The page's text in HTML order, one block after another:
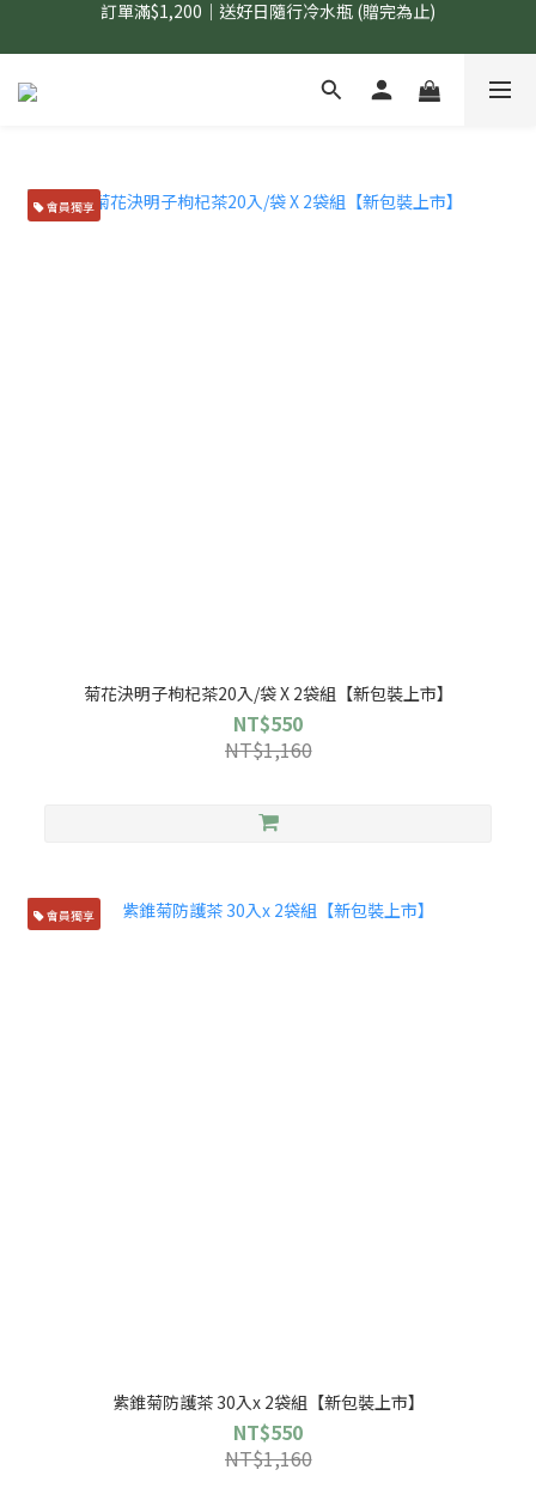
國內$899免運｜加LINE好友領70元優惠券
國內$899免運｜加LINE好友領70元優惠券
會員獨享
菊花決明子枸杞茶20入/袋 X 2袋組【新包裝上市】
NT$550
NT$1,160
會員獨享
紫錐菊防護茶 30入x 2袋組【新包裝上市】
NT$550
NT$1,160